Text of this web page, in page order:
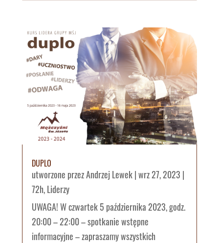
DUPLO
utworzone przezAndrzej Lewek|wrz 27, 2023 |
72h,Liderzy
UWAGA! W czwartek 5 października 2023, godz.
20:00 – 22:00 – spotkanie wstępne
informacyjne – zapraszamy wszystkich